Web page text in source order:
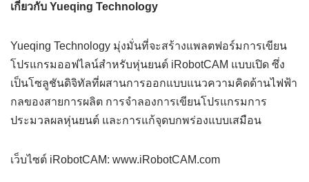
เกี่ยวกับ Yueqing Technology
Yueqing Technology มุ่งมั่นที่จะสร้างแพลตฟอร์มการเขียน
โปรแกรมออฟไลน์สำหรับหุ่นยนต์ iRobotCAM แบบเปิด ซึ่ง
เป็นโซลูชันดิจิทัลที่ผสานการออกแบบแนวความคิดด้านไฟฟ้า
กลของสายการผลิต การจำลองการเขียนโปรแกรมการ
ประมวลผลหุ่นยนต์ และการแก้จุดบกพร่องแบบเสมือน
เว็บไซต์ iRobotCAM: www.iRobotCAM.com